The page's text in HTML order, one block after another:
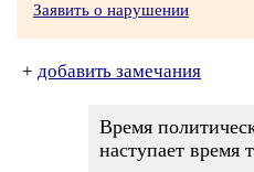
Заявить о нарушении
+ добавить замечания
Время
наступает время